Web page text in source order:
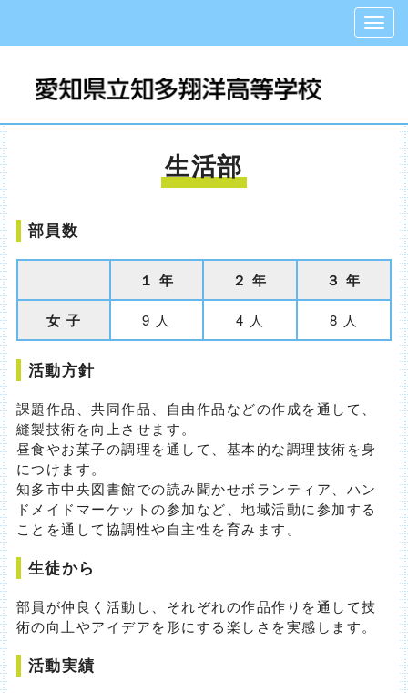
生活部
部員数
１ 年 ２ 年
３ 年
女 子
9 人 4 人 8 人
活動方針
課題作品、共同作品、自由作品などの作成を通して、
縫製技術を向上させます。
昼食やお菓子の調理を通して、基本的な調理技術を身
につけます。
知多市中央図書館での読み聞かせボランティア、ハン
ドメイドマーケットの参加など、地域活動に参加する
ことを通して協調性や自主性を育みます。
生徒から
部員が仲良く活動し、それぞれの作品作りを通して技
術の向上やアイデアを形にする楽しさを実感します。
活動実績